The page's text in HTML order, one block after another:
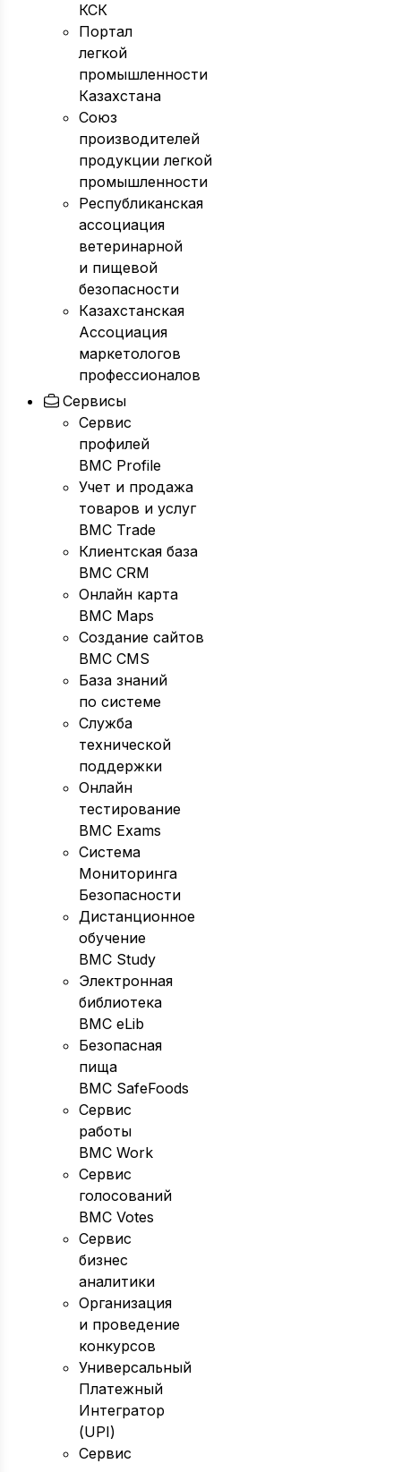
КСК
Портал
легкой
промышленности
Казахстана
Союз
производителей
продукции легкой
промышленности
Республиканская
ассоциация
ветеринарной
и пищевой
безопасности
Казахстанская
Ассоциация
маркетологов
профессионалов
Сервисы
Сервис
профилей
BMC Profile
Учет и продажа
товаров и услуг
BMC Trade
Клиентская база
BMC CRM
Онлайн карта
BMC Maps
Создание сайтов
BMC CMS
База знаний
по системе
Служба
технической
поддержки
Онлайн
тестирование
BMC Exams
Система
Мониторинга
Безопасности
Дистанционное
обучение
BMC Study
Электронная
библиотека
BMC eLib
Безопасная
пища
BMC SafeFoods
Сервис
работы
BMC Work
Сервис
голосований
BMC Votes
Сервис
бизнес
аналитики
Организация
и проведение
конкурсов
Универсальный
Платежный
Интегратор
(UPI)
Сервис